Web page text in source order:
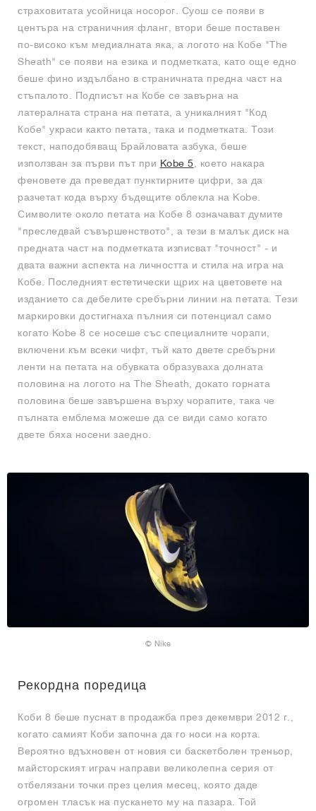
страховитата усойница носорог. Суош се появи в
центъра на страничния фланг, втори беше поставен
по-високо към медиалната яка, а логото на Кобе "The
Sheath" се появи на езика и подметката, като още едно
беше фино издълбано в страничната предна част на
стъпалото. Подписът на Кобе се завърна на
латералната страна на петата, а уникалният "Код
Кобе" украси както петата, така и подметката. Този
текст, наподобяващ Брайловата азбука, беше
използван за първи път при Kobe 5 , което накара
феновете да преведат пунктирните цифри, за да
разчетат кода върху бъдещите облекла на Kobe.
Символите около петата на Кобе 8 означават думите
"преследвай съвършенството", а тези в малък диск на
предната част на подметката изписват "точност" - и
двата важни аспекта на личността и стила на игра на
Кобе. Последният естетически щрих на цветовете на
изданието са дебелите сребърни линии на петата. Тези
маркировки достигнаха пълния си потенциал само
когато Kobe 8 се носеше със специалните чорапи,
включени към всеки чифт, тъй като двете сребърни
ленти на петата на обувката образуваха долната
половина на логото на The Sheath, докато горната
половина беше завършена върху чорапите, така че
пълната емблема можеше да се види само когато
двете бяха носени заедно.
© Nike
Рекордна поредица
Коби 8 беше пуснат в продажба през декември 2012 г.,
когато самият Коби започна да го носи на корта.
Вероятно вдъхновен от новия си баскетболен треньор,
майсторският играч направи великолепна серия от
отбелязани точки през целия месец, която даде
огромен тласък на пускането му на пазара. Той